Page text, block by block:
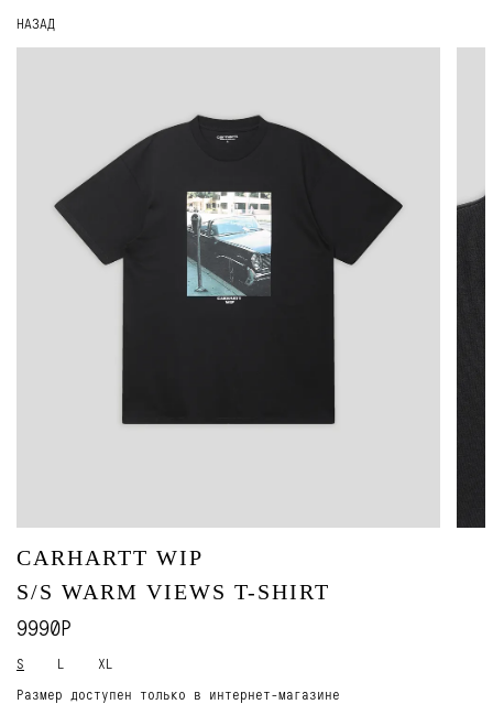
НАЗАД
CARHARTT WIP
S/S WARM VIEWS T-SHIRT
9990Р
S L
XL
Размер доступен только в интернет-магазине